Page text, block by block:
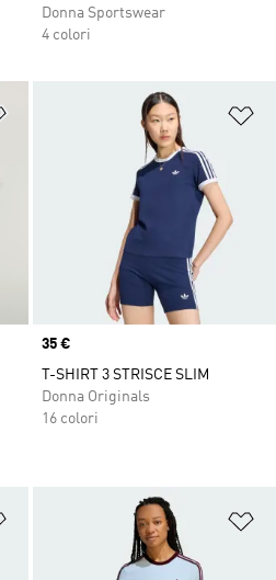
Donna Sportswear
4 colori
Aggiungi alla lista dei desideri
Price
35 €
T-SHIRT 3 STRISCE SLIM
Donna Originals
16 colori
Aggiungi alla lista dei desideri